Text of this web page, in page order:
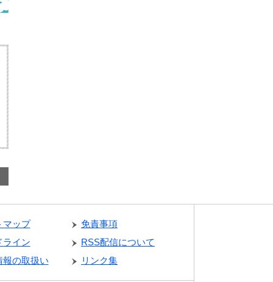
マップ
免責事項
ライン
RSS配信について
報の取扱い
リンク集